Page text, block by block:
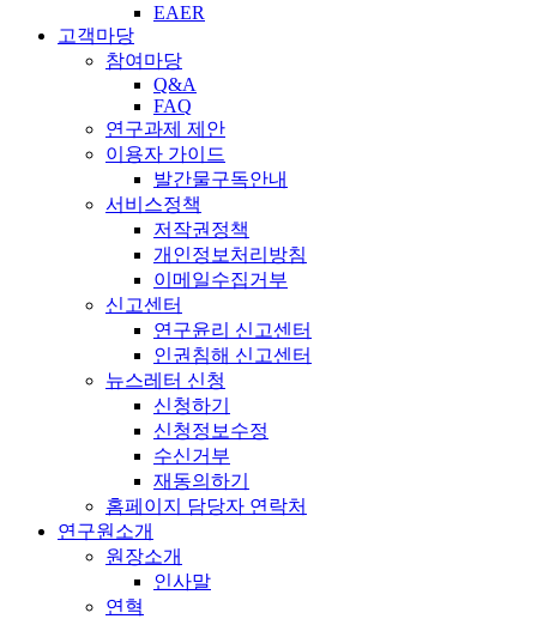
EAER
고객마당
참여마당
Q&A
FAQ
연구과제 제안
이용자 가이드
발간물구독안내
서비스정책
저작권정책
개인정보처리방침
이메일수집거부
신고센터
연구윤리 신고센터
인권침해 신고센터
뉴스레터 신청
신청하기
신청정보수정
수신거부
재동의하기
홈페이지 담당자 연락처
연구원소개
원장소개
인사말
연혁